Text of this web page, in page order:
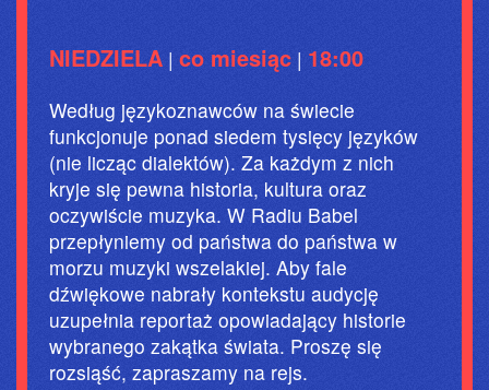
NIEDZIELA | co miesiąc | 18:00
Według językoznawców na świecie
funkcjonuje ponad siedem tysięcy języków
(nie licząc dialektów). Za każdym z nich
kryje się pewna historia, kultura oraz
oczywiście muzyka. W Radiu Babel
przepłyniemy od państwa do państwa w
morzu muzyki wszelakiej. Aby fale
dźwiękowe nabrały kontekstu audycję
uzupełnia reportaż opowiadający historie
wybranego zakątka świata. Proszę się
rozsiąść, zapraszamy na rejs.